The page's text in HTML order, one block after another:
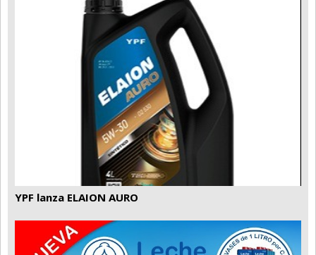
YPF lanza ELAION AURO